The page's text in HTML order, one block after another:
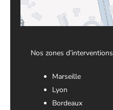
Nos zones d’interventions
Marseille
Lyon
Bordeaux